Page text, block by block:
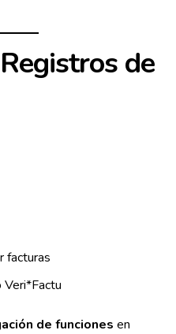
de
facturas
Veri*Factu
de funciones en